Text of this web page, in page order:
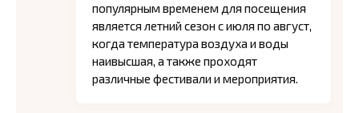
популярным временем для посещения
является летний сезон с июля по август,
когда температура воздуха и воды
наивысшая, а также проходят
различные фестивали и мероприятия.